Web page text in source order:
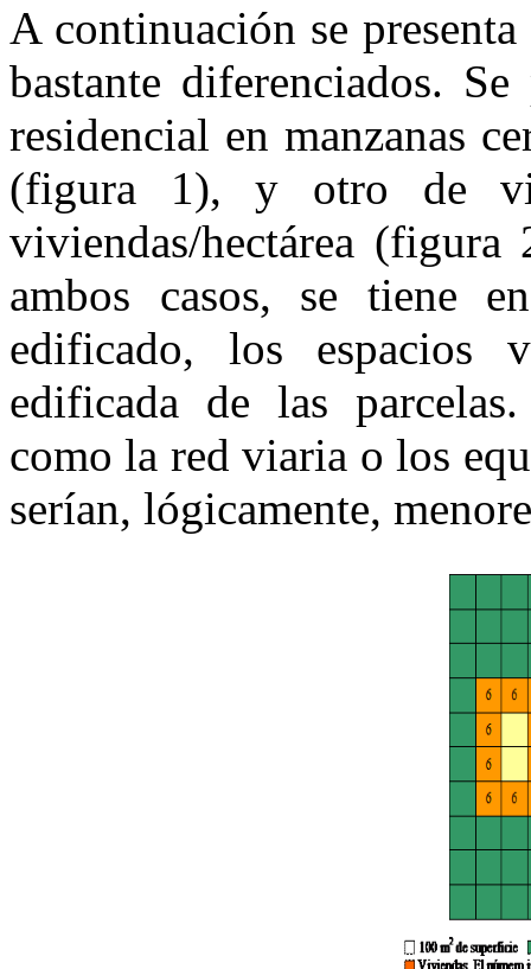
A continuación se
bastante diferenciados.
residencial en manzanas
(figura 1), y otro de
viviendas/hectárea
ambos casos, se tiene
edificado, los espacios
edificada de las
como la red viaria o los
serían, lógicamente,